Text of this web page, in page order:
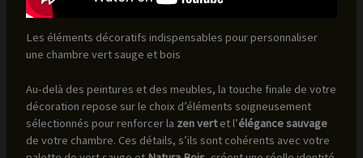
Les éléments décoratifs indispensables pour personnaliser
une chambre vert sauge et bois
Au-delà des peintures et des meubles, la touche finale de votre
décoration repose sur le choix d’éléments soigneusement
sélectionnés pour renforcer la zen vertet l’élégance sauvage
de votre chambre. Ces détails, s’ils sont cohérents avec votre